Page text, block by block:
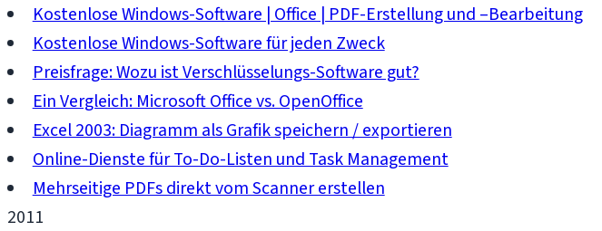
Kostenlose Windows-Software | Office | PDF-Erstellung und –Bearbeitung
Kostenlose Windows-Software für jeden Zweck
Preisfrage: Wozu ist Verschlüsselungs-Software gut?
Ein Vergleich: Microsoft Office vs. OpenOffice
Excel 2003: Diagramm als Grafik speichern / exportieren
Online-Dienste für To-Do-Listen und Task Management
Mehrseitige PDFs direkt vom Scanner erstellen
2011